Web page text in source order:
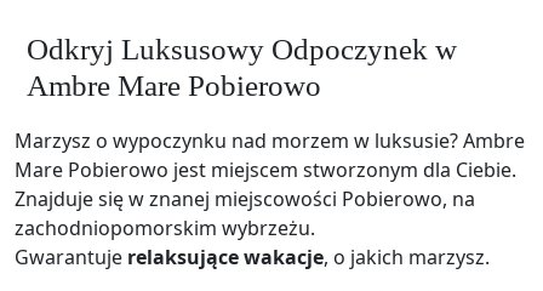
Odkryj Luksusowy Odpoczynek w
Ambre Mare Pobierowo
Marzysz o wypoczynku nad morzem w luksusie? Ambre
Mare Pobierowo jest miejscem stworzonym dla Ciebie.
Znajduje się w znanej miejscowości Pobierowo, na
zachodniopomorskim wybrzeżu.
Gwarantuje relaksujące wakacje, o jakich marzysz.